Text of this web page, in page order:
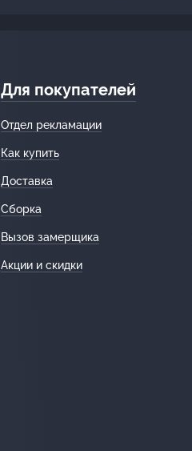
Для покупателей
Отдел рекламации
Как купить
Доставка
Сборка
Вызов замерщика
Акции и скидки